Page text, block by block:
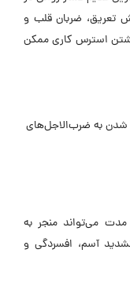
تعریق، ضربان قلب و
استرس کاری ممکن
شدن به ضرب‌الاجل‌های
می‌تواند منجر به
آسم، افسردگی و